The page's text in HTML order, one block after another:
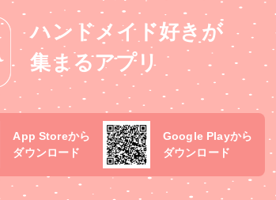
ハンドメイド好きが
集まるアプリ
App Storeから
ダウンロード
Google Playから
ダウンロード